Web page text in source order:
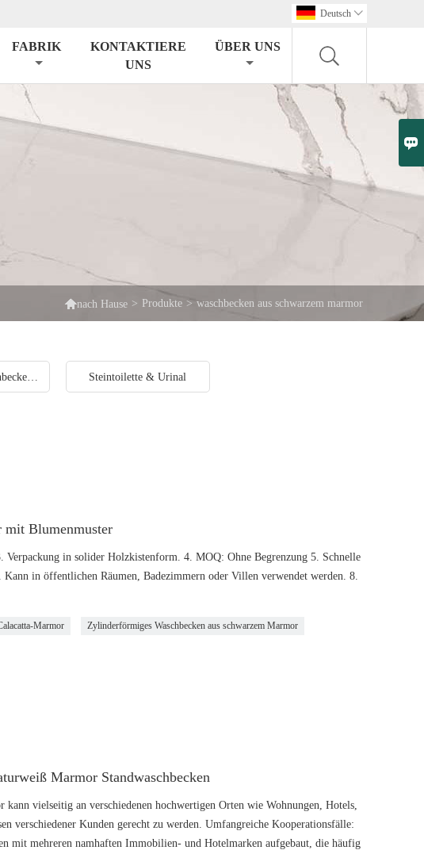

Deutsch 
FABRIK
KONTAKTIERE
UNS
ÜBER UNS
nach Hause > Produkte > waschbecken aus schwarzem marmor
Freistehende Waschbecken aus Acryl mit massivem Sockel Steintoilette & Urinal
mit Blumenmuster
in solider Holzkistenform. 4. MOQ: Ohne Begrenzung 5. Schnelle
in öffentlichen Räumen, Badezimmern oder Villen verwendet werden. 8.
Marmor Zylinderförmiges Waschbecken aus schwarzem Marmor
Marmor Standwaschbecken
vielseitig an verschiedenen hochwertigen Orten wie Wohnungen, Hotels,
verschiedener Kunden gerecht zu werden. Umfangreiche Kooperationsfälle:
mit mehreren namhaften Immobilien- und Hotelmarken aufgebaut, die häufig